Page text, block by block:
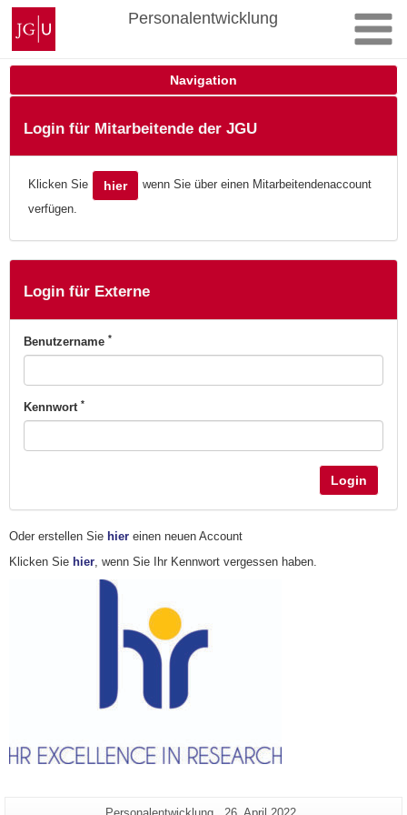
Zum
Inhalt
springen
Johannes
Gutenberg-
Universität
Personalentwicklung
Navigation
Login für Mitarbeitende der JGU
Klicken Sie hier
wenn Sie über einen Mitarbeitendenaccount
verfügen.
Login für Externe
Benutzername *
Kennwort *
Login
Oder erstellen Sie hier einen neuen Account
Klicken Sie hier , wenn Sie Ihr Kennwort vergessen haben.
Zusätzliche
Seiten- Letzte